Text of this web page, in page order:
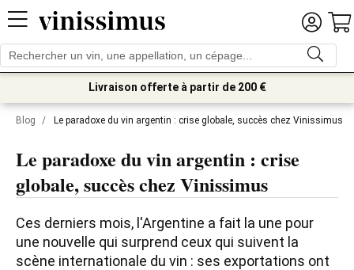
Livraison offerte à partir de 200 €
Blog / Le paradoxe du vin argentin : crise globale, succès chez Vinissimus
Le paradoxe du vin argentin : crise
globale, succès chez Vinissimus
Ces derniers mois, l'Argentine a fait la une pour
une nouvelle qui surprend ceux qui suivent la
scène internationale du vin : ses exportations ont